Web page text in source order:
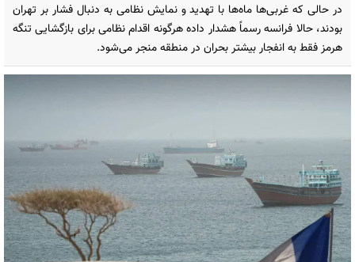
در حالی که غربی‌ها ماه‌ها با تهدید و نمایش نظامی به دنبال فشار بر تهران
بودند، حالا فرانسه رسماً هشدار داده هرگونه اقدام نظامی برای بازگشایی تنگه
هرمز فقط به انفجار بیشتر بحران در منطقه منجر می‌شود.